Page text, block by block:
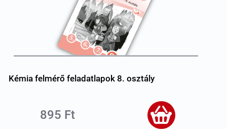
Kémia felmérő feladatlapok 8. osztály
895 Ft